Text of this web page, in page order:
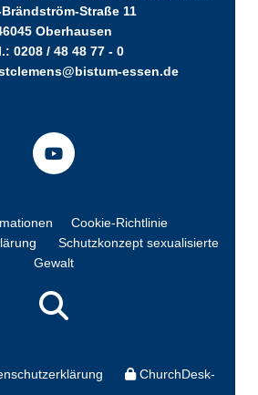
Straße 11
Oberhausen
0208 / 48 48 77 - 0
essen.de
Cookie-Richtlinie
Schutzkonzept sexualisierte
Gewalt
ChurchDesk-